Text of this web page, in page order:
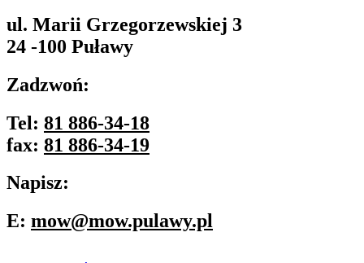
ul. Marii Grzegorzewskiej 3
24 -100 Puławy
Zadzwoń:
Tel: 81 886-34-18
fax: 81 886-34-19
Napisz:
E: mow@mow.pulawy.pl